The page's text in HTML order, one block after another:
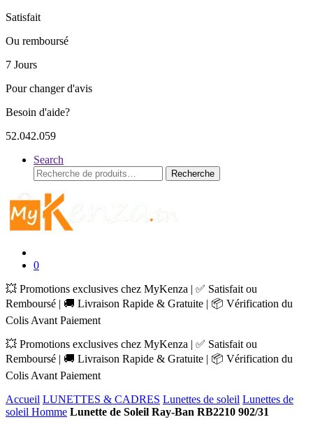
Satisfait
Ou remboursé
7 Jours
Pour changer d'avis
Besoin d'aide?
52.042.059
Search
Recherche
pour :
Recherche
0
💥 Promotions exclusives chez MyKenza | ✅ Satisfait ou
Remboursé | 🚚 Livraison Rapide & Gratuite | 📦 Vérification du
Colis Avant Paiement
💥 Promotions exclusives chez MyKenza | ✅ Satisfait ou
Remboursé | 🚚 Livraison Rapide & Gratuite | 📦 Vérification du
Colis Avant Paiement
Accueil LUNETTES & CADRES Lunettes de soleil Lunettes de
soleil Homme Lunette de Soleil Ray-Ban RB2210 902/31